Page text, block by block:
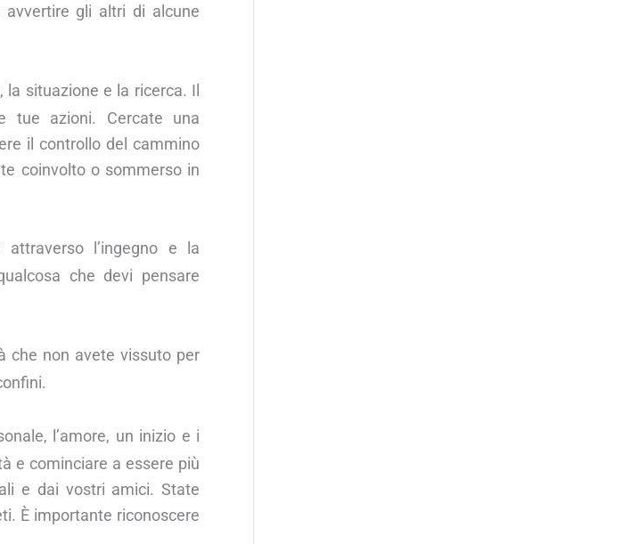
gli altri di alcune
la situazione e la ricerca. Il
tue azioni. Cercate una
il controllo del cammino
coinvolto o sommerso in
l’ingegno e la
che devi pensare
che non avete vissuto per
l’amore, un inizio e i
e cominciare a essere più
e dai vostri amici. State
È importante riconoscere